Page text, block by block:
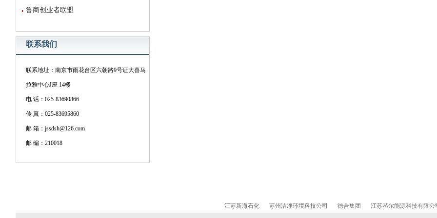
鲁商创业者联盟
联系我们
联系地址：南京市雨花台区六朝路9号证大喜马
拉雅中心J座 14楼
电 话：025-83690866
传 真：025-83695860
邮 箱：jssdsh@126.com
邮 编：210018
江苏新海石化 苏州洁净环境科技公司 徳合集团 江苏琴尔能源科技有限公